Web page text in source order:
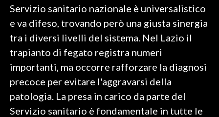
GOSSIP
SALUTE
SARDEGNA TURISMO
SARDI NEL MONDO
NOTIZIE
EVENTI
Servizio sanitario nazionale è universalistico
e va difeso, trovando però una giusta sinergia
tra i diversi livelli del sistema. Nel Lazio il
trapianto di fegato registra numeri
importanti, ma occorre rafforzare la diagnosi
precoce per evitare l'aggravarsi della
patologia. La presa in carico da parte del
Servizio sanitario è fondamentale in tutte le